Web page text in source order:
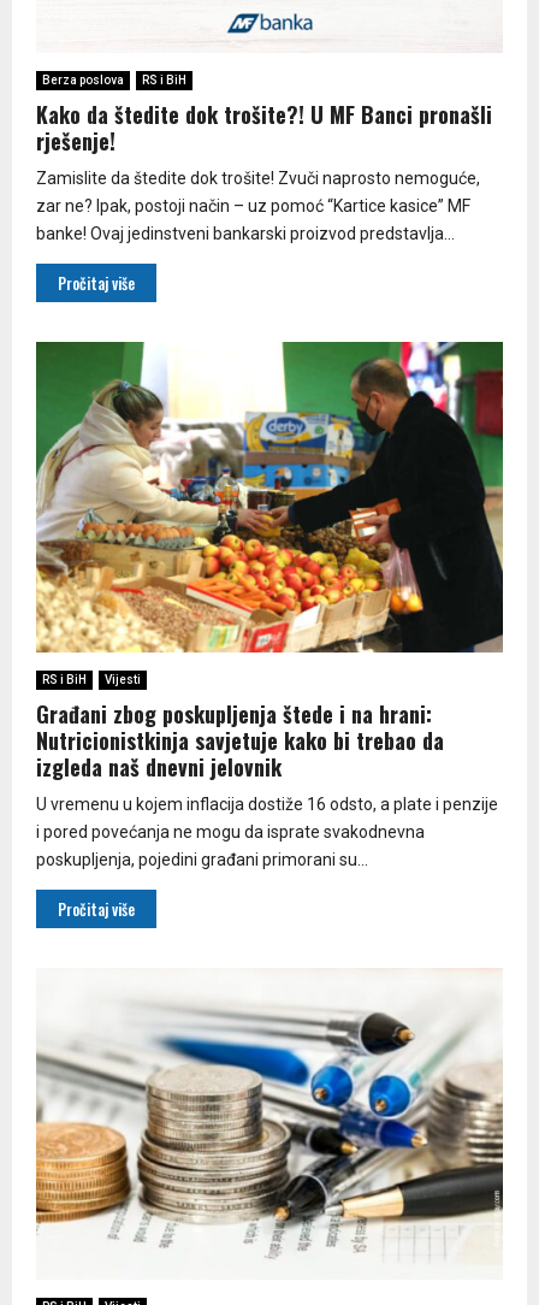
Berza poslova RS i BiH
Kako da štedite dok trošite?! U MF Banci pronašli
rješenje!
Zamislite da štedite dok trošite! Zvuči naprosto nemoguće,
zar ne? Ipak, postoji način – uz pomoć “Kartice kasice” MF
banke! Ovaj jedinstveni bankarski proizvod predstavlja...
Pročitaj više
RS i BiH Vijesti
Građani zbog poskupljenja štede i na hrani:
Nutricionistkinja savjetuje kako bi trebao da
izgleda naš dnevni jelovnik
U vremenu u kojem inflacija dostiže 16 odsto, a plate i penzije
i pored povećanja ne mogu da isprate svakodnevna
poskupljenja, pojedini građani primorani su...
Pročitaj više